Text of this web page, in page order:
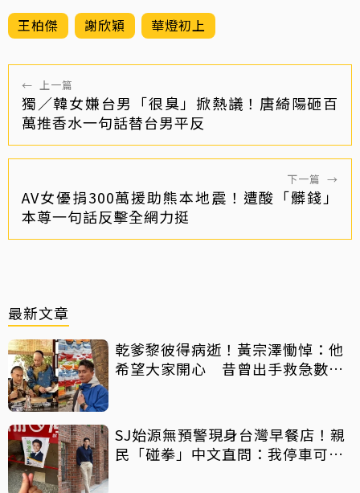
王柏傑 謝欣穎 華燈初上
← 上一篇
獨／韓女嫌台男「很臭」掀熱議！唐綺陽砸百
萬推香水一句話替台男平反
下一篇 →
AV女優捐300萬援助熊本地震！遭酸「髒錢」
本尊一句話反擊全網力挺
最新文章
乾爹黎彼得病逝！黃宗澤慟悼：他
希望大家開心 昔曾出手救急數十
SJ始源無預警現身台灣早餐店！親
民「碰拳」中文直問：我停車可以